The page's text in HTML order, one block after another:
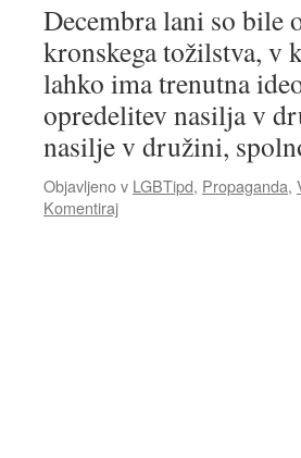
Decembra lani so bile
kronskega tožilstva, v
lahko ima trenutna
opredelitev nasilja v
nasilje v družini,
Objavljeno v LGBTipd, Propaganda,
Komentiraj